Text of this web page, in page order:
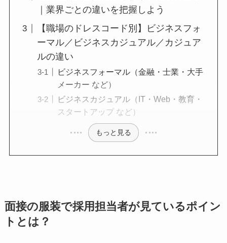
｜業界ごとの違いを把握しよう
【職場のドレスコード別】ビジネスフォ
ーマル／ビジネスカジュアル／カジュア
ルの違い
ビジネスフォーマル（金融・士業・大手
メーカー など）
ビジネスカジュアル（IT・Web・教育・
スタートアップ など）
もっと見る
面接の服装で採用担当者が見ているポイン
トとは？